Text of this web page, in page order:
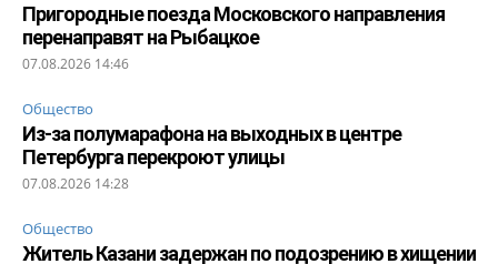
Пригородные поезда Московского направления
перенаправят на Рыбацкое
07.08.2026 14:46
Общество
Из-за полумарафона на выходных в центре
Петербурга перекроют улицы
07.08.2026 14:28
Общество
Житель Казани задержан по подозрению в хищении